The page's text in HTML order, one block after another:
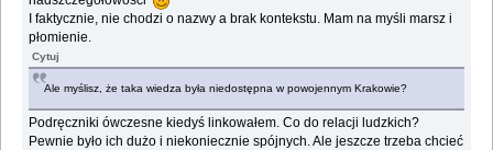
I faktycznie, nie chodzi o nazwy a brak kontekstu. Mam na myśli marsz i
płomienie.
Cytuj
Ale myślisz, że taka wiedza była niedostępna w powojennym Krakowie?
Podręczniki ówczesne kiedyś linkowałem. Co do relacji ludzkich?
Pewnie było ich dużo i niekoniecznie spójnych. Ale jeszcze trzeba chcieć